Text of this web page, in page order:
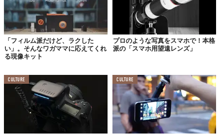
「フィルム派だけど、ラクした
い」。そんなワガママに応えてくれ
る現像キット
プロのような写真をスマホで！本格
派の「スマホ用望遠レンズ」
CULTURE CULTURE